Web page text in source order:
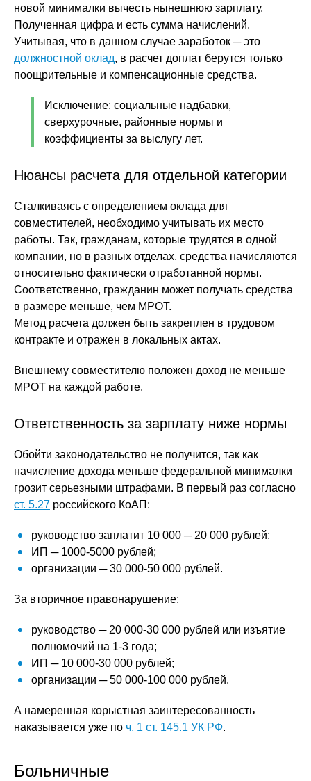
новой минималки вычесть нынешнюю зарплату.
Полученная цифра и есть сумма начислений.
Учитывая, что в данном случае заработок ─ это
должностной оклад, в расчет доплат берутся только
поощрительные и компенсационные средства.
Исключение: социальные надбавки,
сверхурочные, районные нормы и
коэффициенты за выслугу лет.
Нюансы расчета для отдельной категории
Сталкиваясь с определением оклада для
совместителей, необходимо учитывать их место
работы. Так, гражданам, которые трудятся в одной
компании, но в разных отделах, средства начисляются
относительно фактически отработанной нормы.
Соответственно, гражданин может получать средства
в размере меньше, чем МРОТ.
Метод расчета должен быть закреплен в трудовом
контракте и отражен в локальных актах.
Внешнему совместителю положен доход не меньше
МРОТ на каждой работе.
Ответственность за зарплату ниже нормы
Обойти законодательство не получится, так как
начисление дохода меньше федеральной минималки
грозит серьезными штрафами. В первый раз согласно
ст. 5.27 российского КоАП:
руководство заплатит 10 000 ─ 20 000 рублей;
ИП ─ 1000-5000 рублей;
организации ─ 30 000-50 000 рублей.
За вторичное правонарушение:
руководство ─ 20 000-30 000 рублей или изъятие
полномочий на 1-3 года;
ИП ─ 10 000-30 000 рублей;
организации ─ 50 000-100 000 рублей.
А намеренная корыстная заинтересованность
наказывается уже по ч. 1 ст. 145.1 УК РФ.
Больничные